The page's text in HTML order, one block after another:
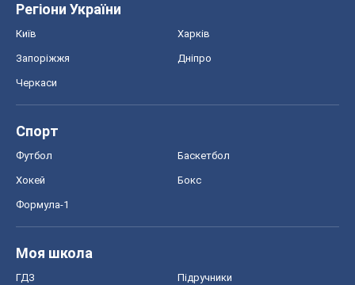
Регіони України
Київ Харків
Запоріжжя Дніпро
Черкаси
Спорт
Футбол Баскетбол
Хокей Бокс
Формула-1
Моя школа
ГДЗ Підручники